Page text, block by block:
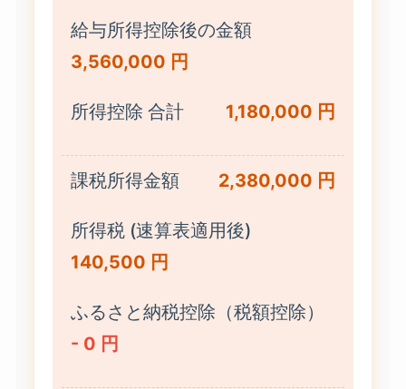
給与所得控除後の金額
3,560,000 円
所得控除 合計 1,180,000 円
課税所得金額 2,380,000 円
所得税 (速算表適用後)
140,500 円
ふるさと納税控除（税額控除）
- 0 円